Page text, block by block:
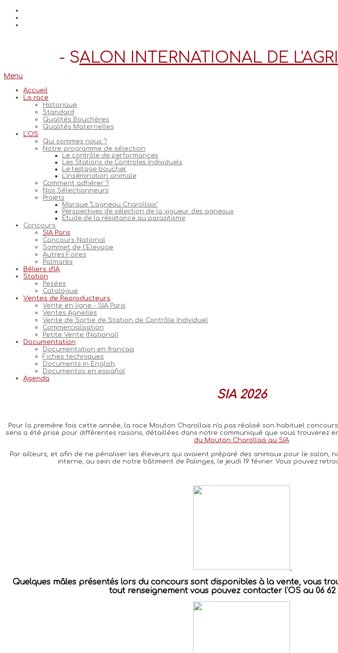
- SALON INTERNATIONAL DE
Menu
Accueil
La race
Historique
Standard
Qualités Bouchères
Qualités Maternelles
L'OS
Qui sommes nous ?
Notre programme de sélection
Le contrôle de performances
Les Stations de Controles Individuels
Le testage boucher
L'insémination animale
Comment adhérer ?
Nos Sélectionneurs
Projets
Marque "L'agneau Charollais"
Perspectives de sélection de la vigueur des agneaux
Etude de la résistance au parasitisme
Concours
SIA Paris
Concours National
Sommet de l'Elevage
Autres Foires
Palmarès
Béliers d'IA
Station
Pesées
Catalogue
Ventes de Reproducteurs
Vente en ligne - SIA Paris
Ventes Agnelles
Vente de Sortie de Station de Contrôle Individuel
Commercialisation
Petite Vente (National)
Documentation
Documentation en français
Fiches techniques
Documents in English
Documentos en español
Agenda
SIA 2026
Pour la première fois cette année, la race Mouton Charollais n'a pas réalisé son habituel
sens a été prise pour différentes raisons, détaillées dans notre communiqué que vous trouverez
du Mouton Charollais au SIA
Par ailleurs, et afin de ne pénaliser les éleveurs qui avaient préparé des animaux pour le salon,
interne, au sein de notre bâtiment de Palinges, le jeudi 19 février. Vous pouvez
Quelques mâles présentés lors du concours sont disponibles à la vente, vous
tout renseignement vous pouvez contacter l'OS au 06 62